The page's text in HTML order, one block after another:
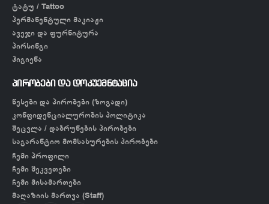
ტატუ / Tattoo
პერმანენტული მაკიაჟი
ავეჯი და ფურნიტურა
პირსინგი
ჰიგიენა
პირობები და დოკუემნტაცია
წესები და პირობები (ზოგადი)
კონფიდენციალურობის პოლიტიკა
შეცვლა / დაბრუნების პირობები
საგარანტიო მომსახურების პირობები
ჩემი პროფილი
ჩემი შეკვეთები
ჩემი მისამართები
მაღაზიის მართვა (Staff)